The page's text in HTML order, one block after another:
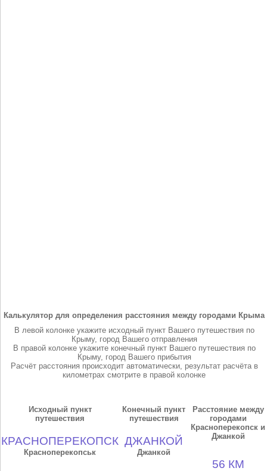
Калькулятор для определения расстояния между городами Крыма
В левой колонке укажите исходный пункт Вашего путешествия по
Крыму, город Вашего отправления
В правой колонке укажите конечный пункт Вашего путешествия по
Крыму, город Вашего прибытия
Расчёт расстояния происходит автоматически, результат расчёта в
километрах смотрите в правой колонке
Исходный пункт
путешествия
КРАСНОПЕРЕКОПСК
Красноперекопськ
Конечный пункт
путешествия
ДЖАНКОЙ
Джанкой
Расстояние между
городами
Красноперекопск и
Джанкой
56 КМ